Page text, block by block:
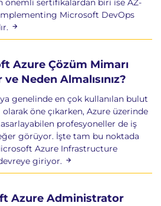
(KQL)
önemli sertifikalardan biri ise AZ-
Microsoft DevOps
Azure Çözüm Mimarı
Neden Almalısınız?
genelinde en çok kullanılan bulut
öne çıkarken, Azure üzerinde
profesyoneller de iş
görüyor. İşte tam bu noktada
Azure Infrastructure
giriyor.
Azure Administrator